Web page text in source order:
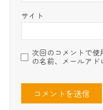
サイト
次回のコメントで
の名前、メールアド